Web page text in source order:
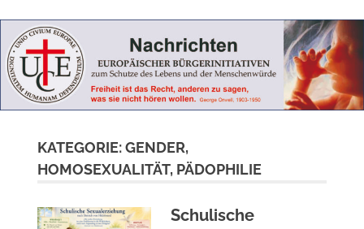
Geborene
wie
für
Ungeborene
KATEGORIE:GENDER,
HOMOSEXUALITÄT, PÄDOPHILIE
Schulische